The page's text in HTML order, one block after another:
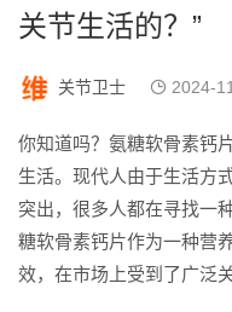
关节生活的？”
关节卫士 2024-
你知道吗？氨糖软骨素钙
生活。现代人由于生活方
突出，很多人都在寻找一
糖软骨素钙片作为一种营
效，在市场上受到了广泛